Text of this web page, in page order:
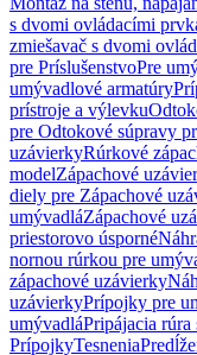
s dvomi ovládacími
zmiešavač s dvomi
pre PríslušenstvoPre
umývadlové armatúry
prístroje a výlevku
pre Odtokové súpravy
uzávierkyRúrkové
modelZápachové
diely pre Zápachové
umývadláZápachové
priestorovo úsporné
nornou rúrkou pre
zápachové uzávierky
uzávierkyPrípojky pre
umývadláPripájacia rúra
PrípojkyTesnenia